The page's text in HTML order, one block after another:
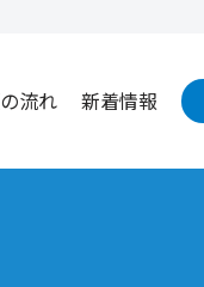
流れ 新着情報